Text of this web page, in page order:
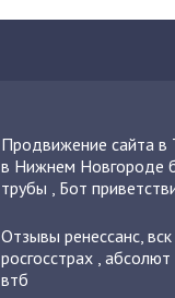
Продвижение сайта
в Нижнем Новгороде
трубы , Бот
Отзывы ренессанс, вск
росгосстрах, абсолют
втб